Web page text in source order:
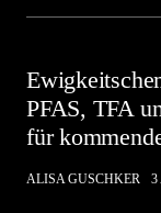
PFAS, TFA
für
ALISA GUSCHKER 3